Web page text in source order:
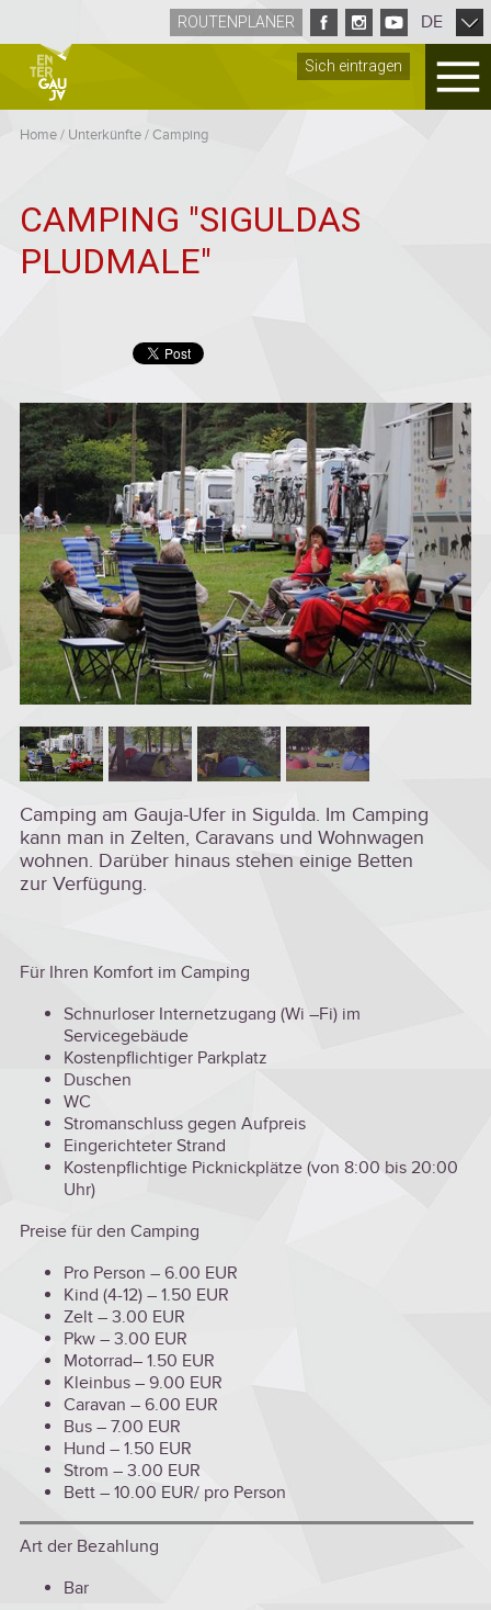
Sich eintragen
ROUTENPLANER DE
Home/ Unterkünfte/Camping
CAMPING "SIGULDAS
PLUDMALE"
Camping am Gauja-Ufer in Sigulda. Im Camping
kann man in Zelten, Caravans und Wohnwagen
wohnen. Darüber hinaus stehen einige Betten
zur Verfügung.
Für Ihren Komfort im Camping
Schnurloser Internetzugang (Wi –Fi) im
Servicegebäude
Kostenpflichtiger Parkplatz
Duschen
WC
Stromanschluss gegen Aufpreis
Eingerichteter Strand
Kostenpflichtige Picknickplätze (von 8:00 bis 20:00
Uhr)
Preise für den Camping
Pro Person – 6.00 EUR
Kind (4-12) – 1.50 EUR
Zelt – 3.00 EUR
Pkw – 3.00 EUR
Motorrad– 1.50 EUR
Kleinbus – 9.00 EUR
Caravan – 6.00 EUR
Bus – 7.00 EUR
Hund – 1.50 EUR
Strom – 3.00 EUR
Bett – 10.00 EUR/ pro Person
Art der Bezahlung
Bar